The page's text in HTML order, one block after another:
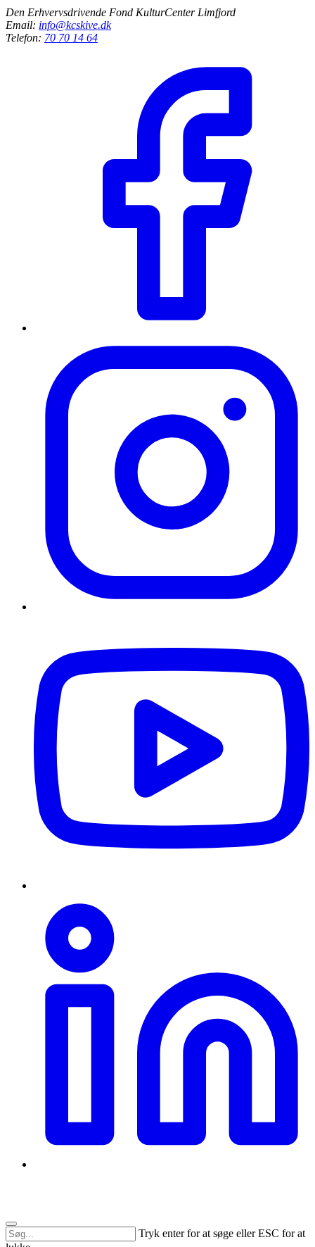
Den Erhvervsdrivende Fond KulturCenter Limfjord
Email: info@kcskive.dk
Telefon: 70 70 14 64
Tryk enter for at søge eller ESC for at